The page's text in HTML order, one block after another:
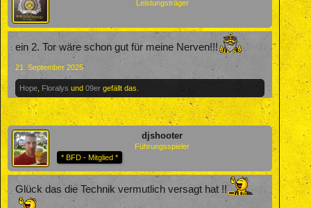
Leistungsträger
ein 2. Tor wäre schon gut für meine Nerven!!!
21. September 2025
Hope Floralys und 09er gefällt das.
djshooter
Führungsspieler
* BFD - Mitglied *
Glück das die Technik vermutlich versagt hat !!